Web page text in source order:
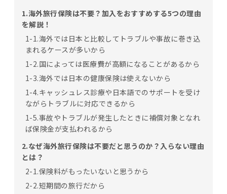
1.海外旅行保険は不要？加入をおすすめする5つの理由
を解説！
1-1.海外では日本と比較してトラブルや事故に巻き込
まれるケースが多いから
1-2.国によっては医療費が高額になることがあるから
1-3.海外では日本の健康保険は使えないから
1-4.キャッシュレス診療や日本語でのサポートを受け
ながらトラブルに対応できるから
1-5.事故やトラブルが発生したときに補償対象となれ
ば保険金が支払われるから
2.なぜ海外旅行保険は不要だと思うのか？入らない理由
とは？
2-1.保険料がもったいないと思うから
2-2.短期間の旅行だから